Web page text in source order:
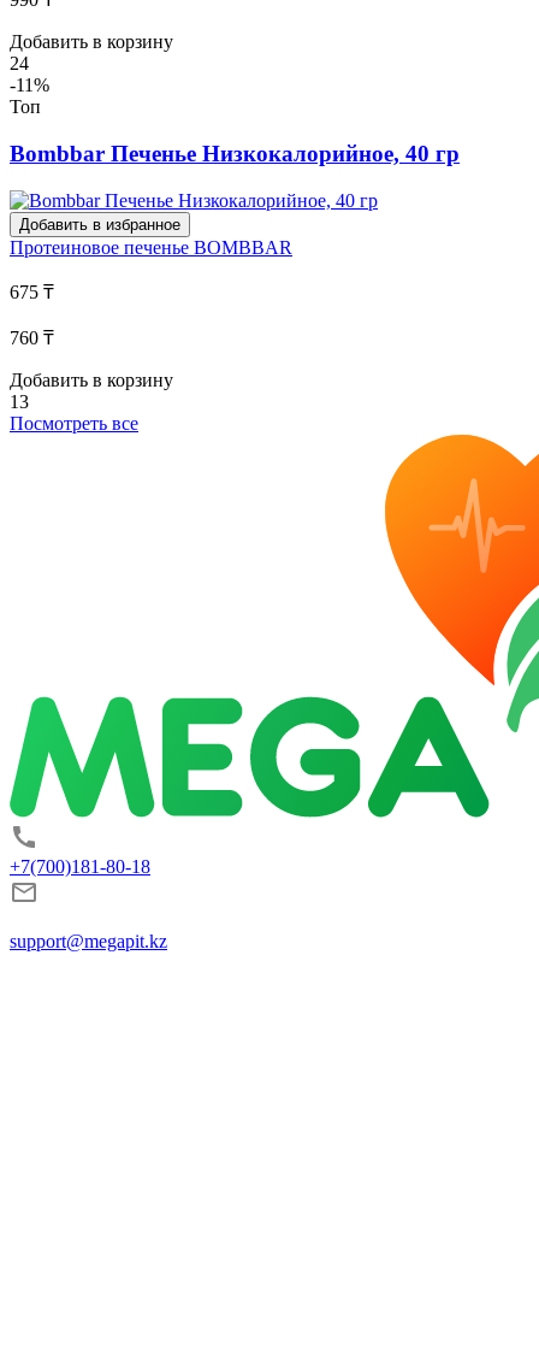
Добавить в корзину
24
-11%
Топ
Bombbar Печенье Низкокалорийное, 40 гр
Добавить в избранное
Протеиновое печенье BOMBBAR
675 ₸
760 ₸
Добавить в корзину
13
Посмотреть все
+7(700)181-80-18
support@megapit.kz